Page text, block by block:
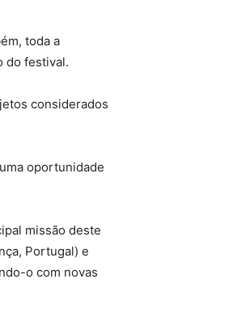
toda a
do festival.
considerados
oportunidade
missão deste
Portugal) e
o com novas